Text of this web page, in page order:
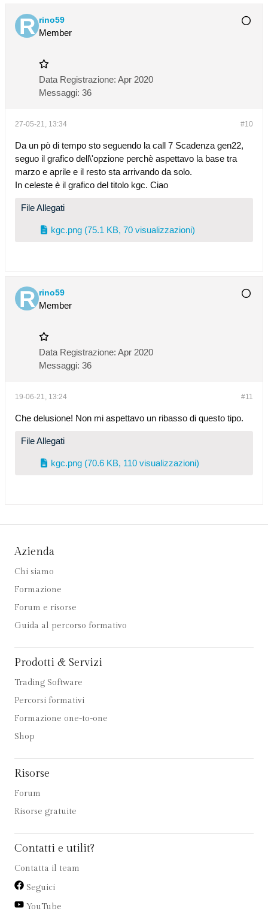
rino59
Member
Data Registrazione: Apr 2020
Messaggi: 36
#10
27-05-21, 13:34
Da un pò di tempo sto seguendo la call 7 Scadenza gen22,
seguo il grafico dell\'opzione perchè aspettavo la base tra
marzo e aprile e il resto sta arrivando da solo.
In celeste è il grafico del titolo kgc. Ciao
File Allegati
kgc.png (75.1 KB, 70 visualizzazioni)
rino59
Member
Data Registrazione: Apr 2020
Messaggi: 36
#11
19-06-21, 13:24
Che delusione! Non mi aspettavo un ribasso di questo tipo.
File Allegati
kgc.png (70.6 KB, 110 visualizzazioni)
Azienda
Chi siamo
Formazione
Forum e risorse
Guida al percorso formativo
Prodotti & Servizi
Trading Software
Percorsi formativi
Formazione one-to-one
Shop
Risorse
Forum
Risorse gratuite
Contatti e utilit?
Contatta il team
Seguici
YouTube